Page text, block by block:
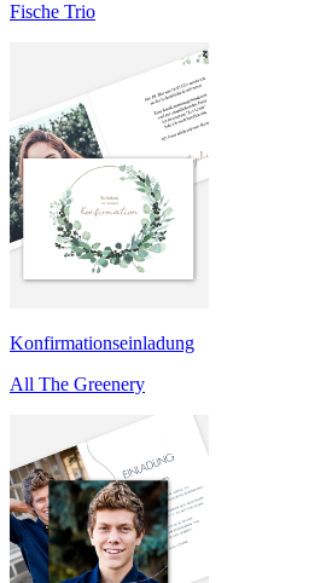
Fische Trio
Konfirmationseinladung
All The Greenery